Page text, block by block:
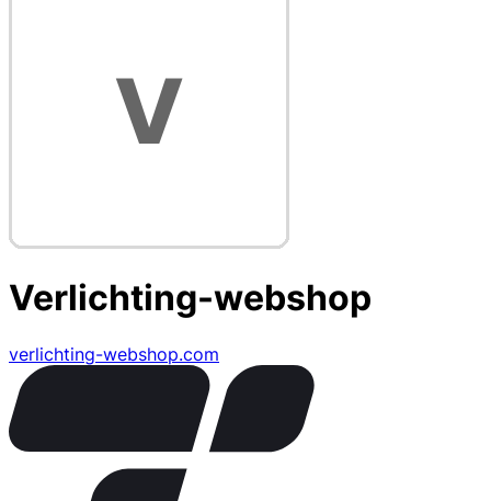
Verlichting-webshop
verlichting-webshop.com